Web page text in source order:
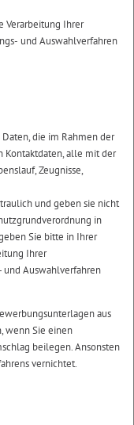
Verarbeitung Ihrer
und Auswahlverfahren
die im Rahmen der
Kontaktdaten, alle mit der
Zeugnisse,
und geben sie nicht
in
Sie bitte in Ihrer
Ihrer
und Auswahlverfahren
aus
wenn Sie einen
beilegen. Ansonsten
vernichtet.